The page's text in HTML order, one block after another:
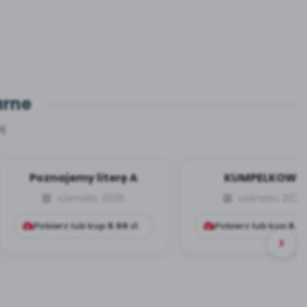
Poznajemy literę A
Pobierz lub kup8.99zł
KUMPELKOWO
Pobierz lub kup